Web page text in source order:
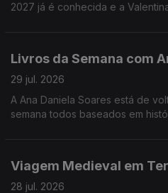
2027 já é conhecida e a
Livros da Semana com
29 jul. 2026
A Ana Daniela Soares está de
semana todos baseados em
Viagem Medieval em
28 jul. 2026